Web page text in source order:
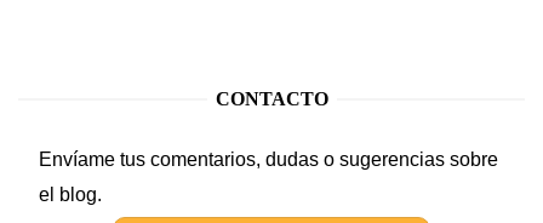
CONTACTO
Envíame tus comentarios, dudas o sugerencias sobre
el blog.